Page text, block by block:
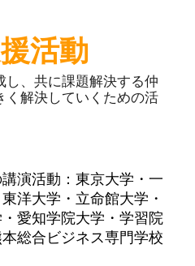
活動
し、共に課題解決する仲
く解決していくための活
演活動：東京大学・一
洋大学・立命館大学・
愛知学院大学・学習院
総合ビジネス専門学校